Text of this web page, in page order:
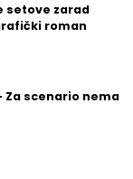
setove zarad
roman
– Za scenario nema